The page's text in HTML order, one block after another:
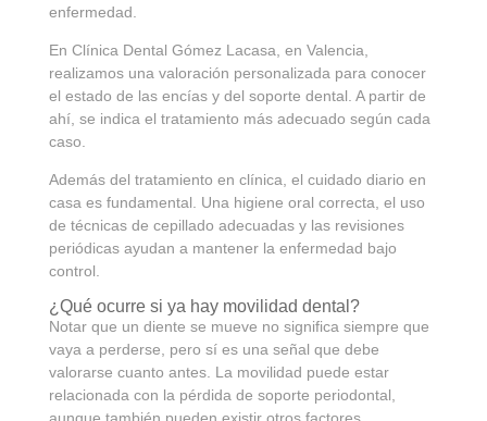
enfermedad.
En Clínica Dental Gómez Lacasa, en Valencia,
realizamos una valoración personalizada para conocer
el estado de las encías y del soporte dental. A partir de
ahí, se indica el tratamiento más adecuado según cada
caso.
Además del tratamiento en clínica, el cuidado diario en
casa es fundamental. Una higiene oral correcta, el uso
de técnicas de cepillado adecuadas y las revisiones
periódicas ayudan a mantener la enfermedad bajo
control.
¿Qué ocurre si ya hay movilidad dental?
Notar que un diente se mueve no significa siempre que
vaya a perderse, pero sí es una señal que debe
valorarse cuanto antes. La movilidad puede estar
relacionada con la pérdida de soporte periodontal,